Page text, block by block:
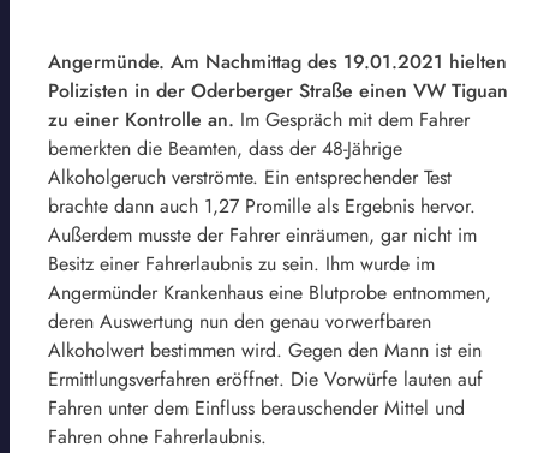
Angermünde. Am Nachmittag des 19.01.2021 hielten
Polizisten in der Oderberger Straße einen VW Tiguan
zu einer Kontrolle an. Im Gespräch mit dem Fahrer
bemerkten die Beamten, dass der 48-Jährige
Alkoholgeruch verströmte. Ein entsprechender Test
brachte dann auch 1,27 Promille als Ergebnis hervor.
Außerdem musste der Fahrer einräumen, gar nicht im
Besitz einer Fahrerlaubnis zu sein. Ihm wurde im
Angermünder Krankenhaus eine Blutprobe entnommen,
deren Auswertung nun den genau vorwerfbaren
Alkoholwert bestimmen wird. Gegen den Mann ist ein
Ermittlungsverfahren eröffnet. Die Vorwürfe lauten auf
Fahren unter dem Einfluss berauschender Mittel und
Fahren ohne Fahrerlaubnis.